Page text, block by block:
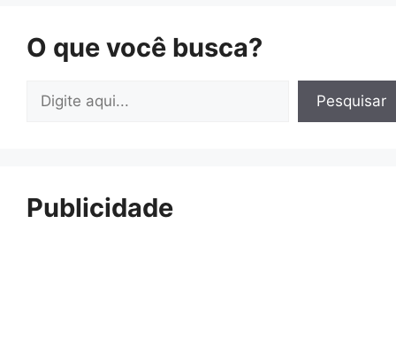
O que você busca?
Pesquisar Pesquisar
Publicidade